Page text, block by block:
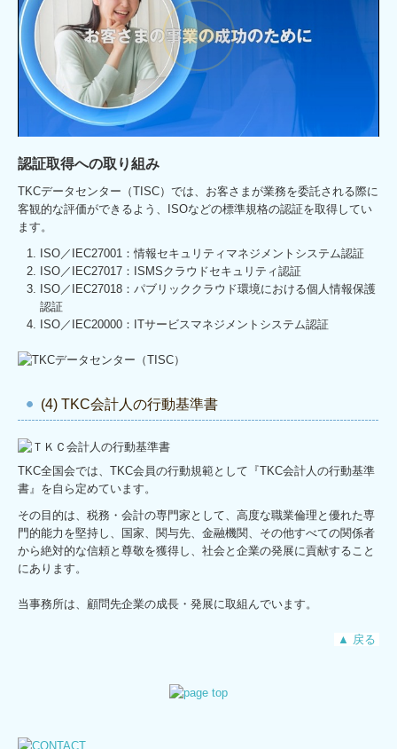
認証取得への取り組み
TKCデータセンター（TISC）では、お客さまが業務を委託される際に
客観的な評価ができるよう、ISOなどの標準規格の認証を取得してい
ます。
ISO／IEC27001：情報セキュリティマネジメントシステム認証
ISO／IEC27017：ISMSクラウドセキュリティ認証
ISO／IEC27018：パブリッククラウド環境における個人情報保護
認証
ISO／IEC20000：ITサービスマネジメントシステム認証
(4) TKC会計人の行動基準書
TKC全国会では、TKC会員の行動規範として『TKC会計人の行動基準
書』を自ら定めています。
その目的は、税務・会計の専門家として、高度な職業倫理と優れた専
門的能力を堅持し、国家、関与先、金融機関、その他すべての関係者
から絶対的な信頼と尊敬を獲得し、社会と企業の発展に貢献すること
にあります。
当事務所は、顧問先企業の成長・発展に取組んでいます。
▲ 戻る